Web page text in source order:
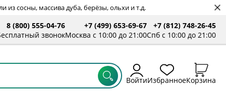
сосны, массива дуба, берёзы, ольхи и т.д.
8 (800) 555-04-76
звонок
+7 (499) 653-69-67
Москва с 10:00 до 21:00
+7 (812) 748-26-45
Спб с 10:00 до 21:00
ВойтиИзбранноеКорзина